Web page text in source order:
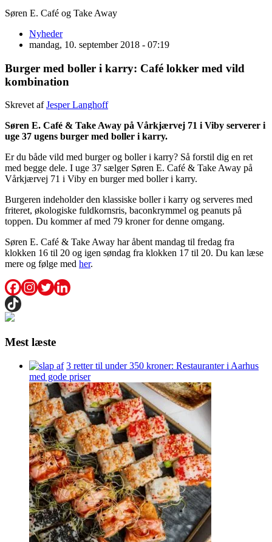
Søren E. Café og Take Away
Nyheder
mandag, 10. september 2018 - 07:19
Burger med boller i karry: Café lokker med vild
kombination
Skrevet afJesper Langhoff
Søren E. Café & Take Away på Vårkjærvej 71 i Viby serverer i
uge 37 ugens burger med boller i karry.
Er du både vild med burger og boller i karry? Så forstil dig en ret
med begge dele. I uge 37 sælger Søren E. Café & Take Away på
Vårkjærvej 71 i Viby en burger med boller i karry.
Burgeren indeholder den klassiske boller i karry og serveres med
friteret, økologiske fuldkornsris, baconkrymmel og peanuts på
toppen. Du kommer af med 79 kroner for denne omgang.
Søren E. Café & Take Away har åbent mandag til fredag fra
klokken 16 til 20 og igen søndag fra klokken 17 til 20. Du kan læse
mere og følge med her.
Mest læste
3 retter til under 350 kroner: Restauranter i Aarhus
med gode priser